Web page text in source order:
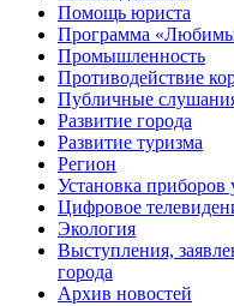
Помощь юриста
Программа
Промышленность
Противодействие
Публичные
Развитие города
Развитие туризма
Регион
Установка приборов
Цифровое
Экология
Выступления,
города
Архив новостей